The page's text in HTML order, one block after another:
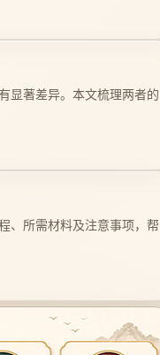
显著差异。本文梳理两者的
、所需材料及注意事项，帮